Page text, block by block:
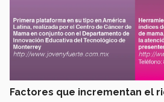
Factores que incrementan el